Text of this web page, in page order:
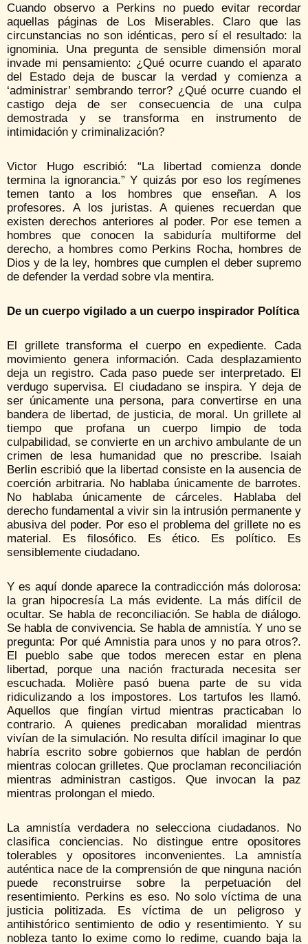
Cuando observo a Perkins no puedo evitar recordar
aquellas páginas de Los Miserables. Claro que las
circunstancias no son idénticas, pero sí el resultado: la
ignominia. Una pregunta de sensible dimensión moral
invade mi pensamiento: ¿Qué ocurre cuando el aparato
del Estado deja de buscar la verdad y comienza a
‘administrar’ sembrando terror? ¿Qué ocurre cuando el
castigo deja de ser consecuencia de una culpa
demostrada y se transforma en instrumento de
intimidación y criminalización?
Victor Hugo escribió: “La libertad comienza donde
termina la ignorancia.” Y quizás por eso los regímenes
temen tanto a los hombres que enseñan. A los
profesores. A los juristas. A quienes recuerdan que
existen derechos anteriores al poder. Por ese temen a
hombres que conocen la sabiduría multiforme del
derecho, a hombres como Perkins Rocha, hombres de
Dios y de la ley, hombres que cumplen el deber supremo
de defender la verdad sobre vla mentira.
De un cuerpo vigilado a un cuerpo inspirador Política
El grillete transforma el cuerpo en expediente. Cada
movimiento genera información. Cada desplazamiento
deja un registro. Cada paso puede ser interpretado. El
verdugo supervisa. El ciudadano se inspira. Y deja de
ser únicamente una persona, para convertirse en una
bandera de libertad, de justicia, de moral. Un grillete al
tiempo que profana un cuerpo limpio de toda
culpabilidad, se convierte en un archivo ambulante de un
crimen de lesa humanidad que no prescribe. Isaiah
Berlin escribió que la libertad consiste en la ausencia de
coerción arbitraria. No hablaba únicamente de barrotes.
No hablaba únicamente de cárceles. Hablaba del
derecho fundamental a vivir sin la intrusión permanente y
abusiva del poder. Por eso el problema del grillete no es
material. Es filosófico. Es ético. Es político. Es
sensiblemente ciudadano.
Y es aquí donde aparece la contradicción más dolorosa:
la gran hipocresía La más evidente. La más difícil de
ocultar. Se habla de reconciliación. Se habla de diálogo.
Se habla de convivencia. Se habla de amnistía. Y uno se
pregunta: Por qué Amnistia para unos y no para otros?.
El pueblo sabe que todos merecen estar en plena
libertad, porque una nación fracturada necesita ser
escuchada. Molière pasó buena parte de su vida
ridiculizando a los impostores. Los tartufos les llamó.
Aquellos que fingían virtud mientras practicaban lo
contrario. A quienes predicaban moralidad mientras
vivían de la simulación. No resulta difícil imaginar lo que
habría escrito sobre gobiernos que hablan de perdón
mientras colocan grilletes. Que proclaman reconciliación
mientras administran castigos. Que invocan la paz
mientras prolongan el miedo.
La amnistía verdadera no selecciona ciudadanos. No
clasifica conciencias. No distingue entre opositores
tolerables y opositores inconvenientes. La amnistía
auténtica nace de la comprensión de que ninguna nación
puede reconstruirse sobre la perpetuación del
resentimiento. Perkins es eso. No solo víctima de una
justicia politizada. Es víctima de un peligroso y
antihistórico sentimiento de odio y resentimiento. Y su
nobleza tanto lo exime como lo redime, cuando baja la